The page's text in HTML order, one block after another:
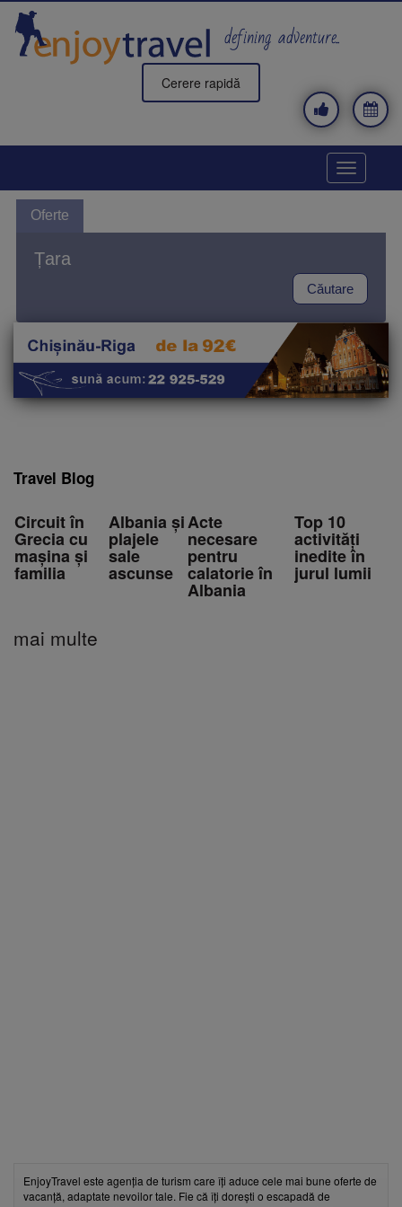
Mergi
conţinutul
principal
defining adventure..
Cerere rapidă
Toggle
Oferte
Țara
Căutare
Travel Blog
Circuit în
Grecia cu
mașina și
familia
Albania și
plajele
sale
ascunse
Acte
necesare
pentru
calatorie în
Albania
Top 10
activități
inedite în
jurul lumii
mai multe
EnjoyTravel este agenția de turism care îți aduce cele mai bune oferte de
vacanță, adaptate nevoilor tale. Fie că îți dorești o escapadă de